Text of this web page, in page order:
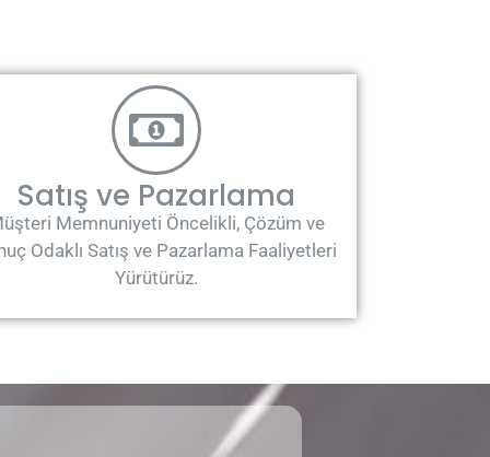
Satış ve Pazarlama
Memnuniyeti Öncelikli, Çözüm ve
Odaklı Satış ve Pazarlama Faaliyetleri
Yürütürüz.